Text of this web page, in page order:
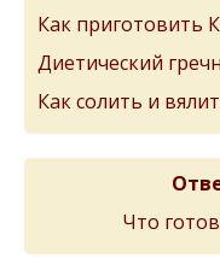
Как приготовить
Диетический
Как солить и
Что